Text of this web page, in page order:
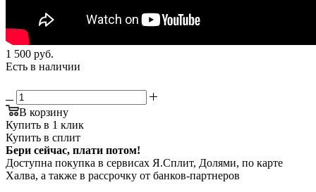
1 500 руб.
Есть в наличии
В корзину
Купить в 1 клик
Купить в сплит
Бери сейчас, плати потом!
Доступна покупка в сервисах Я.Сплит, Долями, по карте
Халва, а также в рассрочку от банков-партнеров